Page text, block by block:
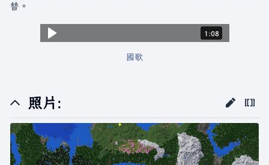
替。
時長：1 分，8 秒。
1:08
國歌
照片: